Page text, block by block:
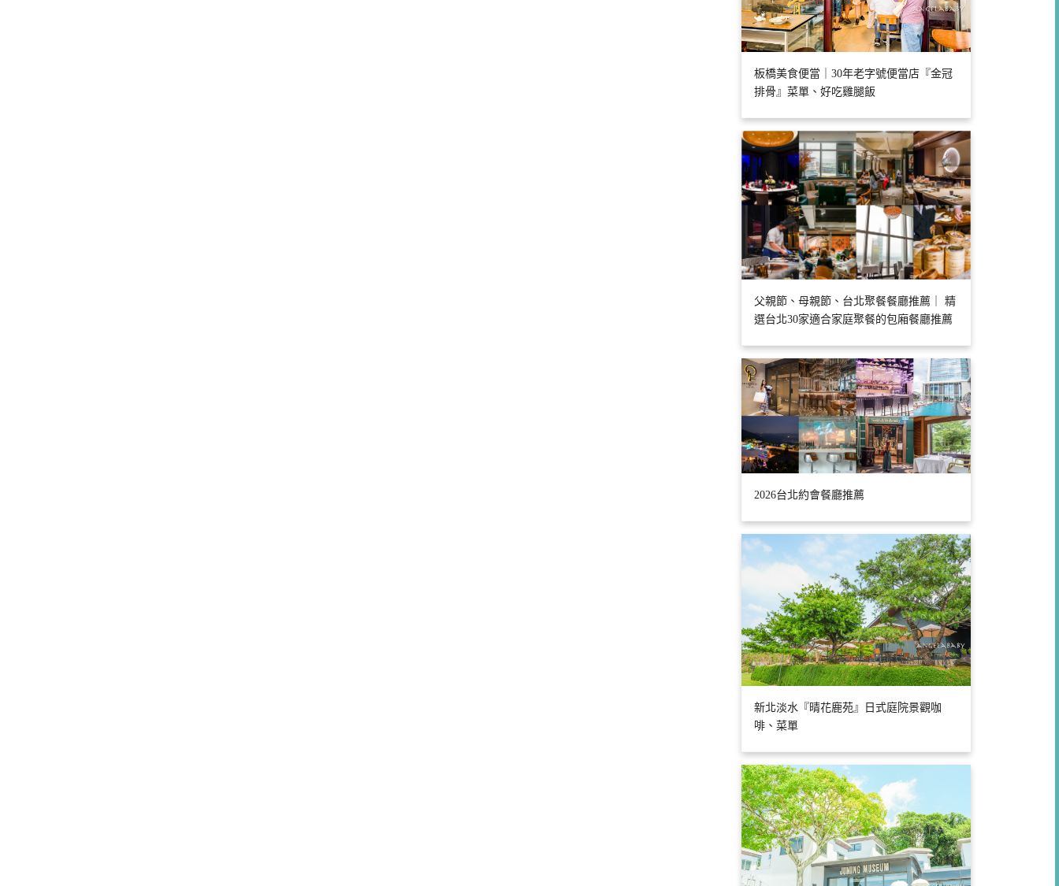
板橋美食便當｜30年老字號便當店『金冠
排骨』菜單、好吃雞腿飯
父親節、母親節、台北聚餐餐廳推薦｜ 精
選台北30家適合家庭聚餐的包廂餐廳推薦
2026台北約會餐廳推薦
新北淡水『晴花鹿苑』日式庭院景觀咖
啡、菜單